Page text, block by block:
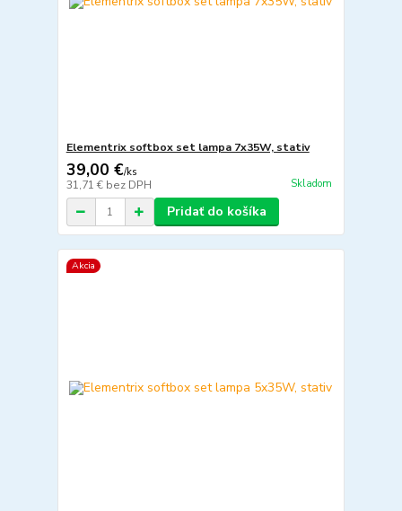
Elementrix softbox set lampa 7x35W, stativ
39,00 €/ks
31,71 € bez DPH Skladom
Pridať do košíka
Akcia